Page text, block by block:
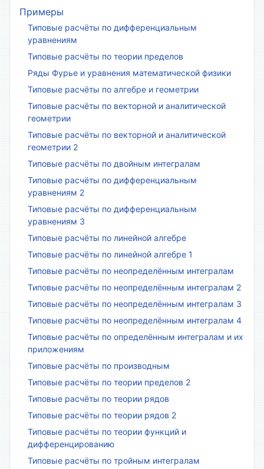
Примеры
Типовые расчёты по дифференциальным
уравнениям
Типовые расчёты по теории пределов
Ряды Фурье и уравнения математической физики
Типовые расчёты по алгебре и геометрии
Типовые расчёты по векторной и аналитической
геометрии
Типовые расчёты по векторной и аналитической
геометрии 2
Типовые расчёты по двойным интегралам
Типовые расчёты по дифференциальным
уравнениям 2
Типовые расчёты по дифференциальным
уравнениям 3
Типовые расчёты по линейной алгебре
Типовые расчёты по линейной алгебре 1
Типовые расчёты по неопределённым интегралам
Типовые расчёты по неопределённым интегралам 2
Типовые расчёты по неопределённым интегралам 3
Типовые расчёты по неопределённым интегралам 4
Типовые расчёты по определённым интегралам и их
приложениям
Типовые расчёты по производным
Типовые расчёты по теории пределов 2
Типовые расчёты по теории рядов
Типовые расчёты по теории рядов 2
Типовые расчёты по теории функций и
дифференцированию
Типовые расчёты по тройным интегралам